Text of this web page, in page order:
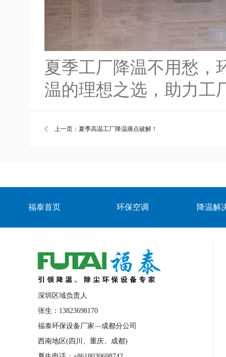
夏季工厂降温不用愁，
温的理想之选，助力工
上一页：夏季高温工厂降温痛点破解！
福泰首页 环保空调 降温解
深圳区域负责人
张生：13823698170
福泰环保设备厂家—成都分公司
西南地区(四川、重庆、成都)